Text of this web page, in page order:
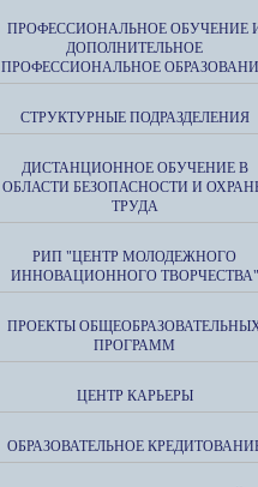
ПРОФЕССИОНАЛЬНОЕ ОБУЧЕНИЕ
ДОПОЛНИТЕЛЬНОЕ
ПРОФЕССИОНАЛЬНОЕ
СТРУКТУРНЫЕ ПОДРАЗДЕЛЕНИЯ
ДИСТАНЦИОННОЕ ОБУЧЕНИЕ В
ОБЛАСТИ БЕЗОПАСНОСТИ И
ТРУДА
РИП "ЦЕНТР МОЛОДЕЖНОГО
ИННОВАЦИОННОГО ТВОРЧЕСТВА"
ПРОЕКТЫ
ПРОГРАММ
ЦЕНТР КАРЬЕРЫ
ОБРАЗОВАТЕЛЬНОЕ